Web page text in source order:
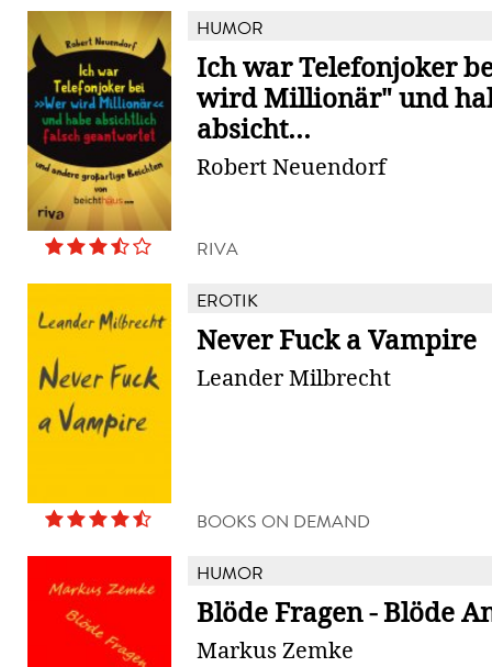
HUMOR
Ich war Telefonjoker
wird Millionär" und
absicht...
Robert Neuendorf
RIVA
EROTIK
Never Fuck a Vampire
Leander Milbrecht
BOOKS ON DEMAND
HUMOR
Blöde Fragen - Blöde
Markus Zemke